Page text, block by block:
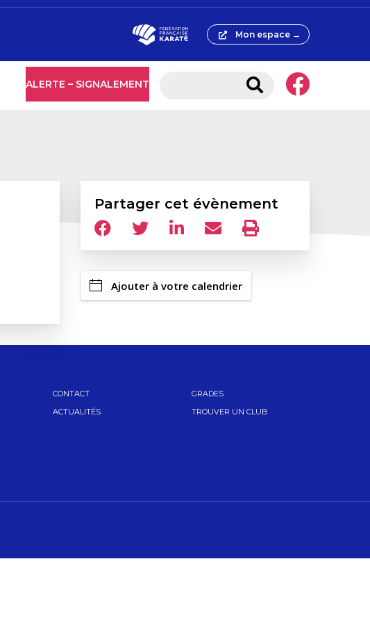
ALERTE – SIGNALEMENT
Mon espace →
Partager cet évènement
Ajouter à votre calendrier
CONTACT
ACTUALITÉS
GRADES
TROUVER UN CLUB